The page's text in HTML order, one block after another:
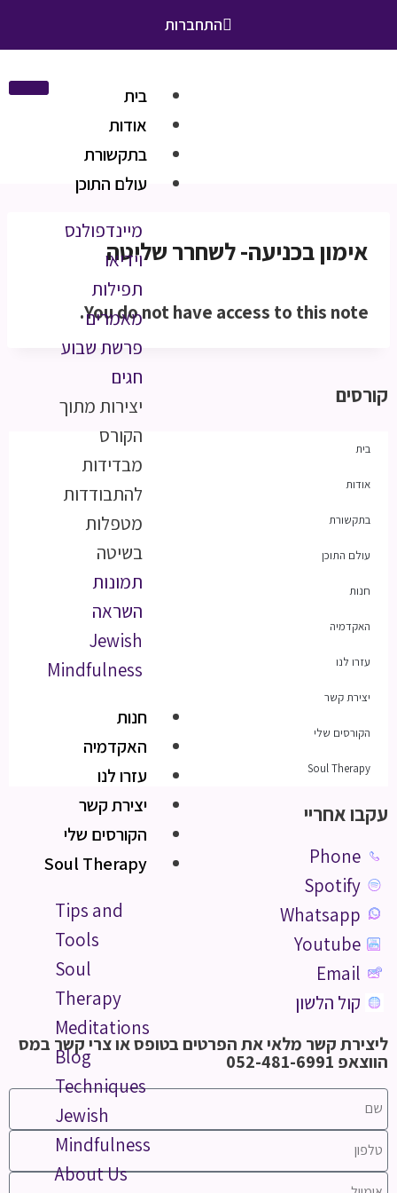
התחברות
בית
אודות
בתקשורת
עולם התוכן
מיינדפולנס
וידיאו
תפילות
מאמרים
פרשת שבוע
חגים
יצירות מתוך
הקורס
מבדידות
להתבודדות
מטפלות
בשיטה
תמונות
השראה
Jewish
Mindfulness
חנות
האקדמיה
עזרו לנו
יצירת קשר
הקורסים שלי
Soul Therapy
Tips and
Tools
Soul
Therapy
Meditations
Blog
Techniques
Jewish
Mindfulness
About Us
אימון בכניעה- לשחרר שליטה
You do not have access to this note.
קורסים
בית
אודות
בתקשורת
עולם התוכן
חנות
האקדמיה
עזרו לנו
יצירת קשר
הקורסים שלי
Soul Therapy
עקבו אחריי
Phone
Spotify
Whatsapp
Youtube
Email
קול הלשון
ליצירת קשר מלאי את הפרטים בטופס או צרי קשר במס
הווצאפ 052-481-6991